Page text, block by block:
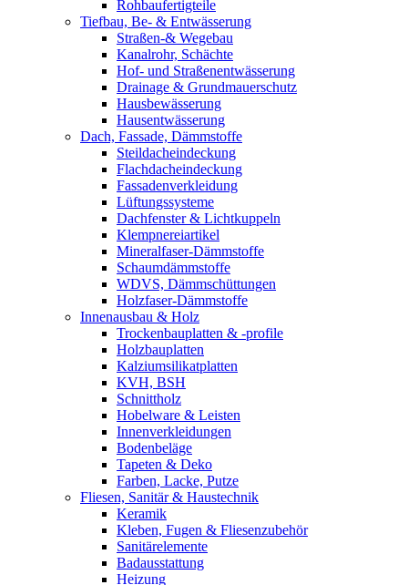
Rohbaufertigteile
Tiefbau, Be- & Entwässerung
Straßen-& Wegebau
Kanalrohr, Schächte
Hof- und Straßenentwässerung
Drainage & Grundmauerschutz
Hausbewässerung
Hausentwässerung
Dach, Fassade, Dämmstoffe
Steildacheindeckung
Flachdacheindeckung
Fassadenverkleidung
Lüftungssysteme
Dachfenster & Lichtkuppeln
Klempnereiartikel
Mineralfaser-Dämmstoffe
Schaumdämmstoffe
WDVS, Dämmschüttungen
Holzfaser-Dämmstoffe
Innenausbau & Holz
Trockenbauplatten & -profile
Holzbauplatten
Kalziumsilikatplatten
KVH, BSH
Schnittholz
Hobelware & Leisten
Innenverkleidungen
Bodenbeläge
Tapeten & Deko
Farben, Lacke, Putze
Fliesen, Sanitär & Haustechnik
Keramik
Kleben, Fugen & Fliesenzubehör
Sanitärelemente
Badausstattung
Heizung